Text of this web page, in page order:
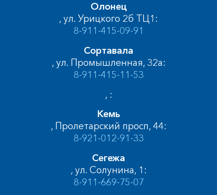
Олонец
, ул. Урицкого 2б ТЦ1:
8-911-415-09-91
Сортавала
, ул. Промышленная, 32а:
8-911-415-11-53
, :
Кемь
, Пролетарский просп, 44:
8-921-012-91-33
Сегежа
, ул. Солунина, 1:
8-911-669-75-07